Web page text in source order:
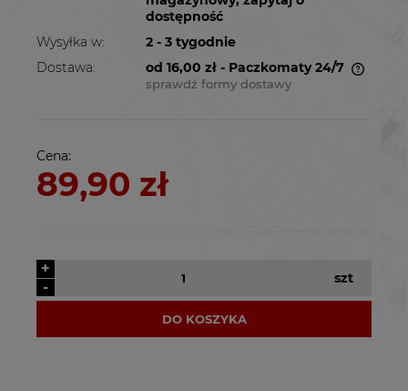
dostępność
Wysyłka w:
2 - 3 tygodnie
Dostawa:
od 16,00 zł - Paczkomaty 24/7
Cena nie zawiera ewentualnych kosztów
sprawdź formy dostawy
Cena:
89,90 zł
-
+
szt
DO KOSZYKA